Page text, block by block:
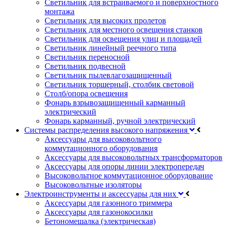
Светильник для встраиваемого и поверхностного
монтажа
Светильник для высоких пролетов
Светильник для местного освещения станков
Светильник для освещения улиц и площадей
Светильник линейный реечного типа
Светильник переносной
Светильник подвесной
Светильник пылевлагозащищенный
Светильник торшерный, столбик световой
Столб/опора освещения
Фонарь взрывозащищенный карманный
электрический
Фонарь карманный, ручной электрический
Системы распределения высокого напряжения
Аксессуары для высоковольтного
коммутационного оборудования
Аксессуары для высоковольтных трансформаторов
Аксессуары для опоры линии электропередач
Высоковольтное коммутационное оборудование
Высоковольтные изоляторы
Электроинструменты и аксессуары для них
Аксессуары для газонного триммера
Аксессуары для газонокосилки
Бетономешалка (электрическая)